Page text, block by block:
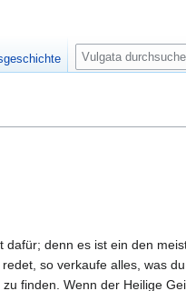
denn es ist ein den
so verkaufe alles, was
finden. Wenn der Heilige
S
u
e